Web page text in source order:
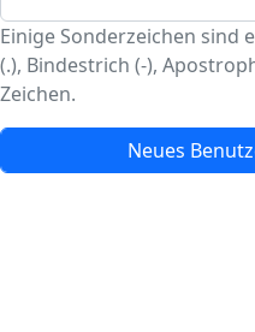
Einige Sonderzeichen sind
(.), Bindestrich (-),
Zeichen.